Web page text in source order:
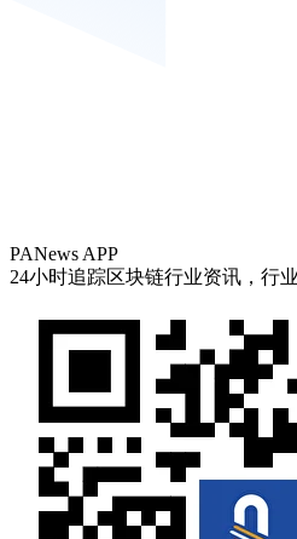
PANews APP
24小时追踪区块链行业资讯，行